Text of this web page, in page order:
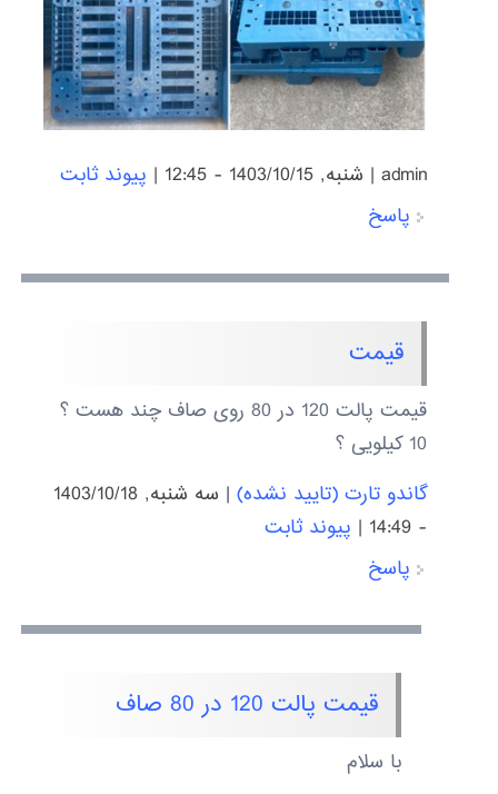
admin
| شنبه, 1403/10/15 - 12:45 | پیوند ثابت
پاسخ
قیمت
قیمت پالت 120 در 80 روی صاف چند هست ؟
10 کیلویی ؟
گاندو تارت (تایید نشده)|
سه شنبه, 1403/10/18
- 14:49
| پیوند ثابت
پاسخ
قیمت پالت 120 در 80 صاف
با سلام